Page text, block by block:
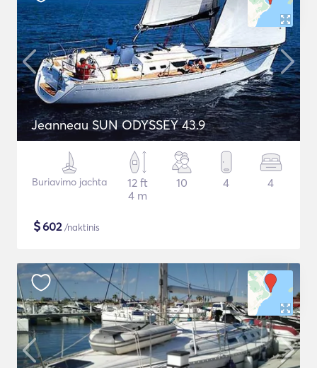
Jeanneau SUN ODYSSEY 43.9
Buriavimo jachta
12 ft
4 m
10 4 4
$602/naktinis